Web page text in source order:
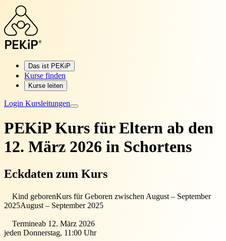
Das ist PEKiP
Kurse finden
Kurse leiten
Login Kursleitungen
PEKiP Kurs für Eltern ab den
12. März 2026 in Schortens
Eckdaten zum Kurs
Kind geborenKurs für Geboren zwischen August – September
2025August – September 2025
Termineab 12. März 2026
jeden Donnerstag, 11:00 Uhr